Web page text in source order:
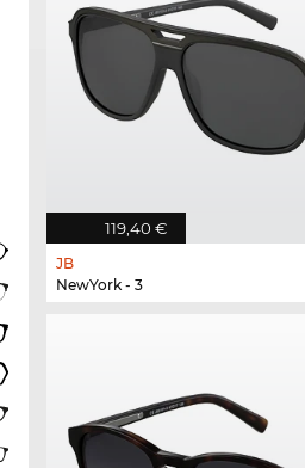
119,40 €
JB
NewYork - 3